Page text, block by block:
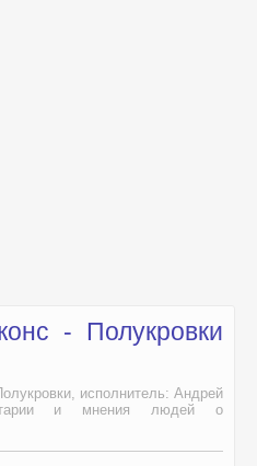
- Полукровки
исполнитель: Андрей
и мнения людей о